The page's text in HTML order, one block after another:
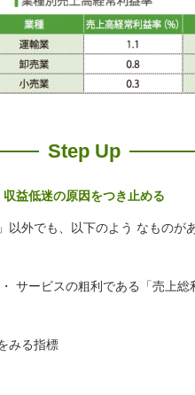
Step Up
収益低迷の原因をつき止める
以外でも、以下のよう なものが
サービスの粗利である「売上総
みる指標